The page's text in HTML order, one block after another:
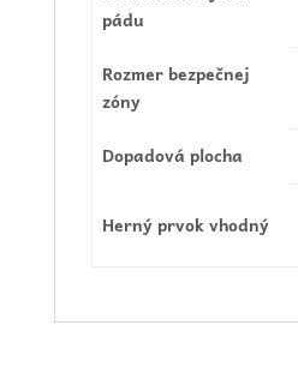
pádu
Rozmer bezpečnej
zóny
Dopadová plocha
Herný prvok vhodný